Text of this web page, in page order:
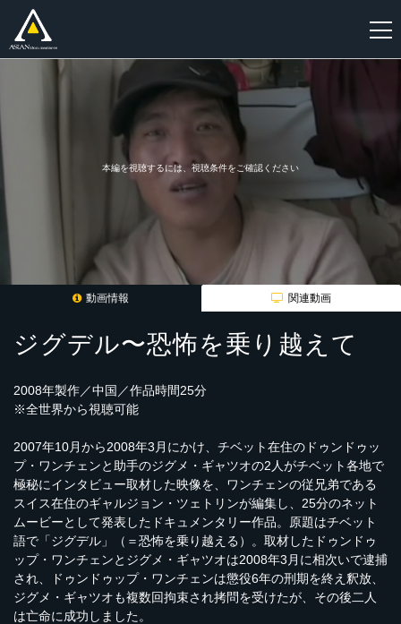
本編を視聴するには、視聴条件をご確認ください
動画情報 関連動画
ジグデル〜恐怖を乗り越えて
2008年製作／中国／作品時間25分
※全世界から視聴可能
2007年10月から2008年3月にかけ、チベット在住のドゥンドゥッ
プ・ワンチェンと助手のジグメ・ギャツオの2人がチベット各地で
極秘にインタビュー取材した映像を、ワンチェンの従兄弟である
スイス在住のギャルジョン・ツェトリンが編集し、25分のネット
ムービーとして発表したドキュメンタリー作品。原題はチベット
語で「ジグデル」（＝恐怖を乗り越える）。取材したドゥンドゥ
ップ・ワンチェンとジグメ・ギャツオは2008年3月に相次いで逮捕
され、ドゥンドゥップ・ワンチェンは懲役6年の刑期を終え釈放、
ジグメ・ギャツオも複数回拘束され拷問を受けたが、その後二人
は亡命に成功しました。